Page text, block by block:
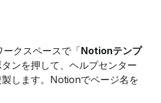
クスペースで「Notionテンプ
タンを押して、ヘルプセンター
します。Notionでページ名を